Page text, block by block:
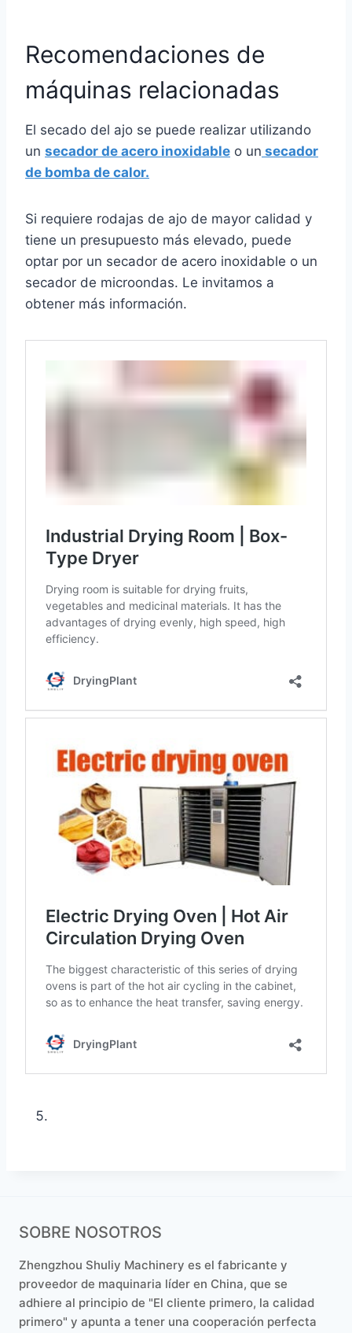
Recomendaciones de
máquinas relacionadas
El secado del ajo se puede realizar utilizando
un secador de acero inoxidable o un secador
de bomba de calor.
Si requiere rodajas de ajo de mayor calidad y
tiene un presupuesto más elevado, puede
optar por un secador de acero inoxidable o un
secador de microondas. Le invitamos a
obtener más información.
SOBRE NOSOTROS
Zhengzhou Shuliy Machinery es el fabricante y
proveedor de maquinaria líder en China, que se
adhiere al principio de "El cliente primero, la calidad
primero" y apunta a tener una cooperación perfecta